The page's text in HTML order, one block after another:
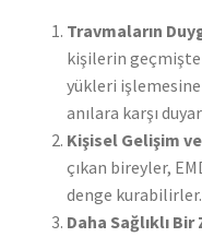
Travmaların
kişilerin
yükleri işlemesine
anılara karşı
Kişisel Gelişim
çıkan bireyler,
denge kurabilirler.
Daha Sağlıklı